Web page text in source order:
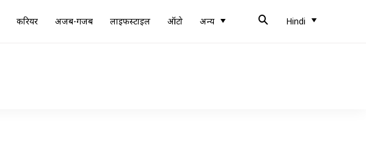
करियर अजब-गजब लाइफस्टाइल ऑटो अन्य Hindi